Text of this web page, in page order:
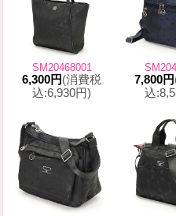
SM20468001
6,300円(消費税
込:6,930円)
7,800円
込